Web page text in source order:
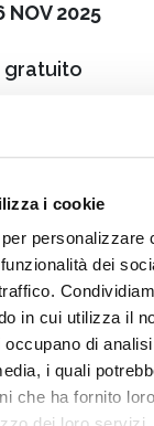
i cookie
personalizzare
dei
in cui utilizza il
di
i quali
che ha fornito
NOV 2025
gratuito
a